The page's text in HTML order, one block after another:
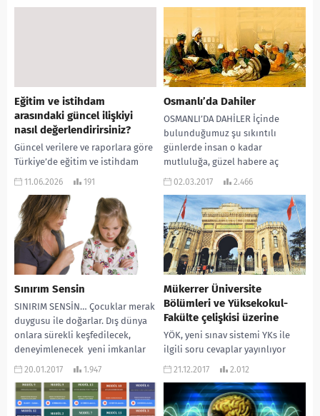
Eğitim ve istihdam
arasındaki güncel ilişkiyi
nasıl değerlendirirsiniz?
Güncel verilere ve raporlara göre
Türkiye’de eğitim ve istihdam
arasındaki ilişki, geleneksel
istihdam ve refah artar”
varsayımından...
11.06.2026 191
Osmanlı’da Dahiler
OSMANLI’DA DAHİLER İçinde
bulunduğumuz şu sıkıntılı
günlerde insan o kadar
mutluluğa, güzel habere aç
kalıyor ki adeta güzeli, iyiyi
02.03.2017 2.466
Sınırım Sensin
SINIRIM SENSİN… Çocuklar merak
duygusu ile doğarlar. Dış dünya
onlara sürekli keşfedilecek,
deneyimlenecek yeni imkanlar
sunar. Çocuk bu merak
20.01.2017 1.947
Mükerrer Üniversite
Bölümleri ve Yüksekokul-
Fakülte çelişkisi üzerine
YÖK, yeni sınav sistemi YKs ile
ilgili soru cevaplar yayınlıyor
malum, yenisi burada. YKS de
soru...
21.12.2017 2.012